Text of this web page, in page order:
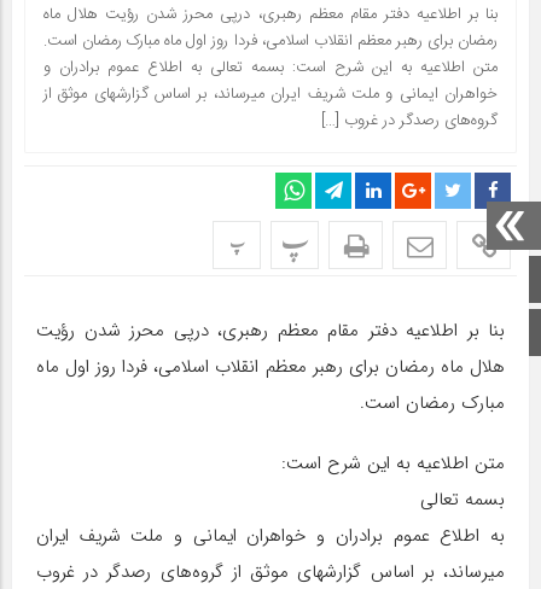
اینستاگرام
بنا بر اطلاعیه دفتر مقام معظم رهبری، درپی محرز شدن رؤیت هلال ماه
رمضان برای رهبر معظم انقلاب اسلامی، فردا روز اول ماه مبارک رمضان است.
متن اطلاعیه به این شرح است: بسمه تعالی به اطلاع عموم برادران و
خواهران ایمانی و ملت شریف ایران میرساند، بر اساس گزارشهای موثق از
گروه‌های رصدگر در غروب […]
پ پ
بنا بر اطلاعیه دفتر مقام معظم رهبری، درپی محرز شدن رؤیت
هلال ماه رمضان برای رهبر معظم انقلاب اسلامی، فردا روز اول ماه
مبارک رمضان است.
متن اطلاعیه به این شرح است:
بسمه تعالی
به اطلاع عموم برادران و خواهران ایمانی و ملت شریف ایران
میرساند، بر اساس گزارشهای موثق از گروه‌های رصدگر در غروب